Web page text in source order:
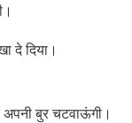
दे दिया।
बुर चटवाऊंगी।